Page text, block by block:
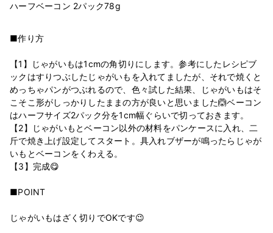
■作り方
【1】じゃがいもは1cmの角切りにします。参考にしたレシピブ
ックはすりつぶしたじゃがいもを入れてましたが、それで焼くと
めっちゃパンがつぶれるので、色々試した結果、じゃがいもはそ
こそこ形がしっかりしたままの方が良いと思いました🙆‍ベーコン
はハーフサイズ2パック分を1cm幅ぐらいで切っておきます。
【2】じゃがいもとベーコン以外の材料をパンケースに入れ、二
斤で焼き上げ設定してスタート。具入れブザーが鳴ったらじゃが
いもとベーコンをくわえる。
【3】完成😋
■POINT
じゃがいもはざく切りでOKです😉